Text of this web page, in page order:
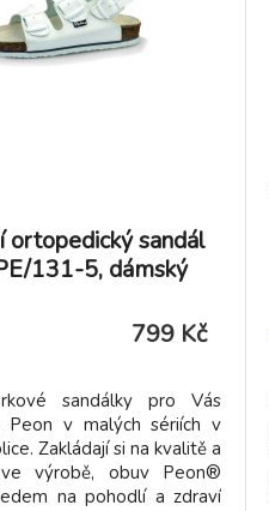
ortopedický sandál
131-5, dámský
799 Kč
sandálky pro Vás
Peon v malých sériích v
Zakládají si na kvalitě a
výrobě, obuv Peon®
na pohodlí a zdraví